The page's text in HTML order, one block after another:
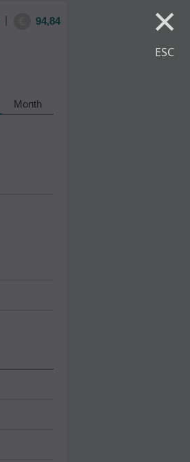
×
ESC
94,84
Month